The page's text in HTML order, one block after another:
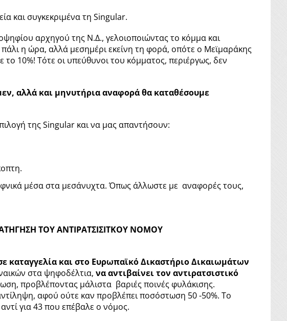
και συγκεκριμένα τη Singular.
αρχηγού της Ν.Δ., γελοιοποιώντας το κόμμα και
η ώρα, αλλά μεσημέρι εκείνη τη φορά, οπότε ο Μεϊμαράκης
10%! Τότε οι υπεύθυνοι του κόμματος, περιέργως, δεν
αλλά και μηνυτήρια αναφορά θα καταθέσουμε
της Singular και να μας απαντήσουν:
μέσα στα μεσάνυχτα. Όπως άλλωστε με αναφορές τους,
ΤΟΥ ΑΝΤΙΡΑΤΣΙΣΙΤΚΟΥ ΝΟΜΟΥ
καταγγελία και στο Ευρωπαϊκό Δικαστήριο Δικαιωμάτων
στα ψηφοδέλτια, να αντιβαίνει τον αντιρατσιστικό
προβλέποντας μάλιστα βαριές ποινές φυλάκισης.
αφού ούτε καν προβλέπει ποσόστωση 50 -50%. Το
για 43 που επέβαλε ο νόμος.